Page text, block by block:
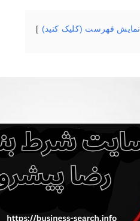
نمایش فهرست (کلیک کنید)